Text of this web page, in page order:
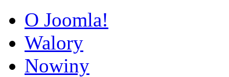
O Joomla!
Walory
Nowiny